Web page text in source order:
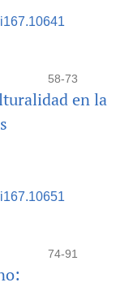
58-73
en la
74-91